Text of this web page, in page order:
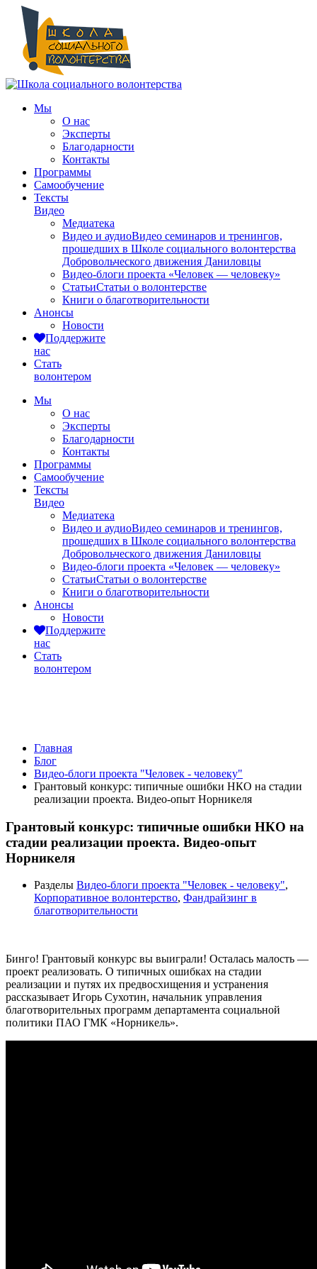
Мы
О нас
Эксперты
Благодарности
Контакты
Программы
Самообучение
Тексты
Видео
Медиатека
Видео и аудиоВидео семинаров и тренингов,
прошедших в Школе социального волонтерства
Добровольческого движения Даниловцы
Видео-блоги проекта «Человек — человеку»
СтатьиСтатьи о волонтерстве
Книги о благотворительности
Анонсы
Новости
Поддержите
нас
Стать
волонтером
Мы
О нас
Эксперты
Благодарности
Контакты
Программы
Самообучение
Тексты
Видео
Медиатека
Видео и аудиоВидео семинаров и тренингов,
прошедших в Школе социального волонтерства
Добровольческого движения Даниловцы
Видео-блоги проекта «Человек — человеку»
СтатьиСтатьи о волонтерстве
Книги о благотворительности
Анонсы
Новости
Поддержите
нас
Стать
волонтером
Главная
Блог
Видео-блоги проекта "Человек - человеку"
Грантовый конкурс: типичные ошибки НКО на стадии
реализации проекта. Видео-опыт Норникеля
Грантовый конкурс: типичные ошибки НКО на
стадии реализации проекта. Видео-опыт
Норникеля
Разделы Видео-блоги проекта "Человек - человеку",
Корпоративное волонтерство, Фандрайзинг в
благотворительности
Бинго! Грантовый конкурс вы выиграли! Осталась малость —
проект реализовать. О типичных ошибках на стадии
реализации и путях их предвосхищения и устранения
рассказывает Игорь Сухотин, начальник управления
благотворительных программ департамента социальной
политики ПАО ГМК «Норникель».